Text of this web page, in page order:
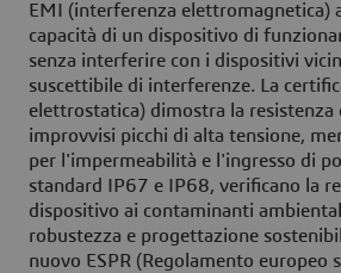
EMI (interferenza elettromagnetica)
capacità di un dispositivo di
senza interferire con i dispositivi
suscettibile di interferenze. La
elettrostatica) dimostra la resistenza
improvvisi picchi di alta tensione,
per l'impermeabilità e l'ingresso di
standard IP67 e IP68, verificano la
dispositivo ai contaminanti
robustezza e progettazione
nuovo ESPR (Regolamento europeo